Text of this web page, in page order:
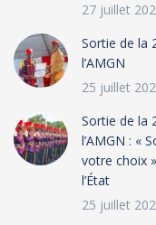
27 juillet
‎Sortie de la
l’AMGN
25 juillet
‎Sortie de la
l’AMGN : «
votre choix
l’État
25 juillet